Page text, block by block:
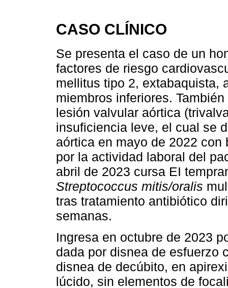
CASO CLÍNICO
Se presenta el caso de un
factores de riesgo
mellitus tipo 2, extabaquista,
miembros inferiores.
lesión valvular aórtica
insuficiencia leve, el cual se
aórtica en mayo de 2022
por la actividad laboral del
abril de 2023 cursa EI
Streptococcus mitis/oralis
tras tratamiento antibiótico
semanas.
Ingresa en octubre de 2023
dada por disnea de esfuerzo
disnea de decúbito, en
lúcido, sin elementos de